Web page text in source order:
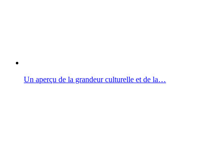
Un aperçu de la grandeur culturelle et de la…